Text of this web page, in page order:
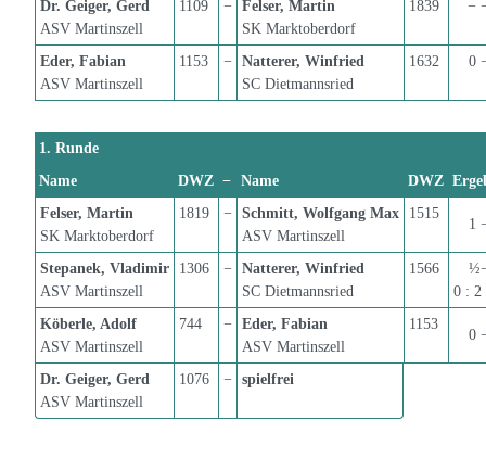
Dr. Geiger, Gerd
ASV Martinszell
1109 − Felser, Martin
SK Marktoberdorf
1839 −
Eder, Fabian
ASV Martinszell
1153 − Natterer, Winfried
SC Dietmannsried
1632 0
1. Runde
Name
DWZ − Name DWZ
Felser, Martin
SK Marktoberdorf
1819 − Schmitt, Wolfgang Max
ASV Martinszell
1515
1
Stepanek, Vladimir
ASV Martinszell
1306 − Natterer, Winfried
SC Dietmannsried
1566
0 : 2
Köberle, Adolf
ASV Martinszell
744 − Eder, Fabian
ASV Martinszell
1153
0
Dr. Geiger, Gerd
ASV Martinszell
1076 − spielfrei